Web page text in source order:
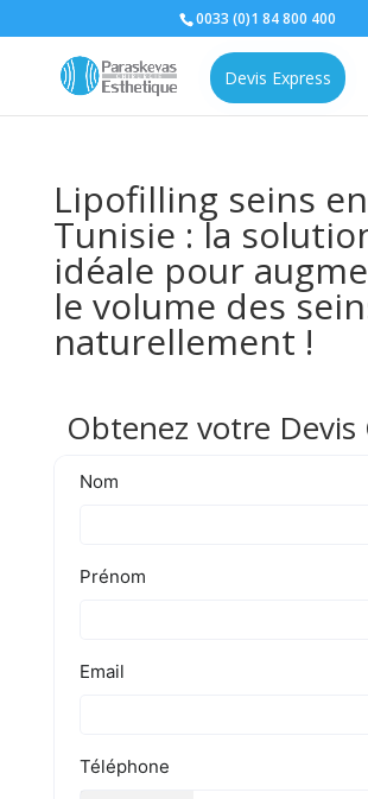
0033 (0)1 84 800 400
Devis Express
Lipofilling seins en
Tunisie : la
idéale pour
le volume des
naturellement !
Obtenez votre